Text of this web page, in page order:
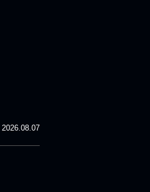
2026.08.07